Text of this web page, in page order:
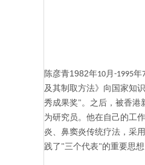
陈彦青1982年10月 -1995年
及其制取方法》向国家知
秀成果奖"。之后，被香港
为研究员。他在自己的工
炎、鼻窦炎传统疗法，采
践了 "三个代表"的重要思